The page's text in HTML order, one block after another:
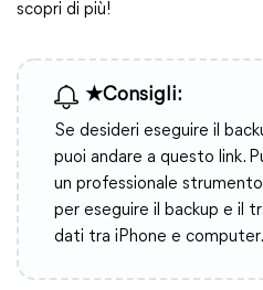
scopri di più!
★Consigli:
Se desideri eseguire il
puoi andare a questo link.
un professionale
per eseguire il backup e il
dati tra iPhone e computer.